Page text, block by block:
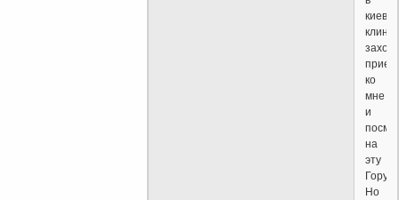
ко
мне
и
на
эту
Гору.
Но